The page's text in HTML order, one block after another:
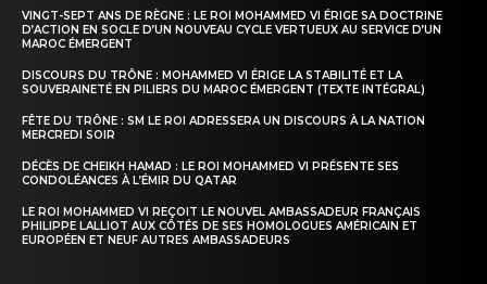
S'ABONNER MAINTENANT
Insight Publications
À propos
VINGT-SEPT ANS DE RÈGNE : LE ROI MOHAMMED VI ÉRIGE SA DOCTRINE
D’ACTION EN SOCLE D’UN NOUVEAU CYCLE VERTUEUX AU SERVICE D’UN
MAROC ÉMERGENT
DISCOURS DU TRÔNE : MOHAMMED VI ÉRIGE LA STABILITÉ ET LA
SOUVERAINETÉ EN PILIERS DU MAROC ÉMERGENT (TEXTE INTÉGRAL)
FÊTE DU TRÔNE : SM LE ROI ADRESSERA UN DISCOURS À LA NATION
MERCREDI SOIR
DÉCÈS DE CHEIKH HAMAD : LE ROI MOHAMMED VI PRÉSENTE SES
CONDOLÉANCES À L’ÉMIR DU QATAR
LE ROI MOHAMMED VI REÇOIT LE NOUVEL AMBASSADEUR FRANÇAIS
PHILIPPE LALLIOT AUX CÔTÉS DE SES HOMOLOGUES AMÉRICAIN ET
EUROPÉEN ET NEUF AUTRES AMBASSADEURS